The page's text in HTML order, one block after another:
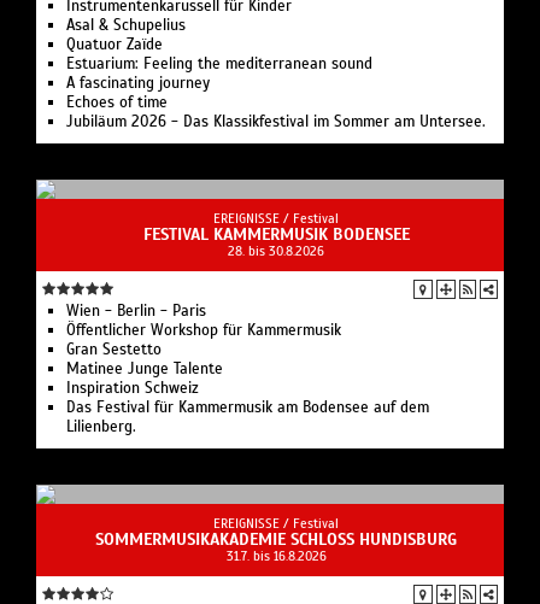
Instrumentenkarussell für Kinder
Asal & Schupelius
Quatuor Zaïde
Estuarium: Feeling the mediterranean sound‍
A fascinating journey
Echoes of time
Jubiläum 2026 - Das Klassikfestival im Sommer am Untersee.
EREIGNISSE / Festival
FESTIVAL KAMMERMUSIK BODENSEE
28. bis 30.8.2026
Wien - Berlin - Paris
Öffentlicher Workshop für Kammermusik
Gran Sestetto
Matinee Junge Talente
Inspiration Schweiz
Das Festival für Kammermusik am Bodensee auf dem
Lilienberg.
EREIGNISSE / Festival
SOMMERMUSIKAKADEMIE SCHLOSS HUNDISBURG
31.7. bis 16.8.2026